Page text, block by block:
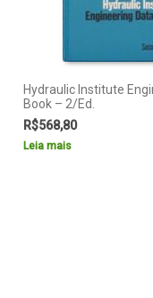
Hydraulic Institute
Book – 2/Ed.
R$568,80
Leia mais